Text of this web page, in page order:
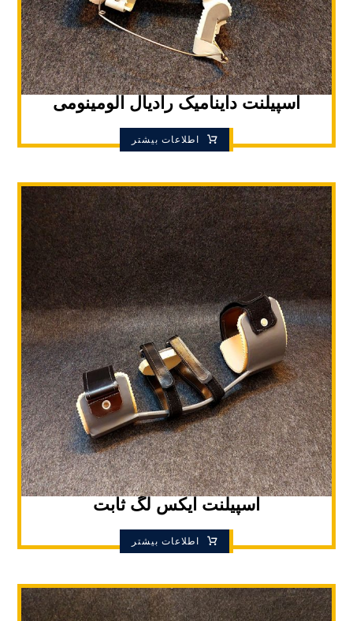
اسپیلنت داینامیک رادیال آلومینومی
اطلاعات بیشتر
اسپیلنت ایکس لگ ثابت
اطلاعات بیشتر